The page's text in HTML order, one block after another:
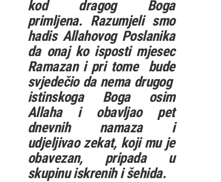
kod dragog Boga
primljena. Razumjeli smo
hadis Allahovog Poslanika
da onaj ko isposti mjesec
Ramazan i pri tome bude
svjedečio da nema drugog
istinskoga Boga osim
Allaha i obavljao pet
dnevnih namaza i
udjeljivao zekat, koji mu je
obavezan, pripada u
skupinu iskrenih i šehida.